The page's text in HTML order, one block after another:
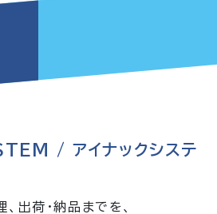
/ アイナックシステ
出荷・納品までを、